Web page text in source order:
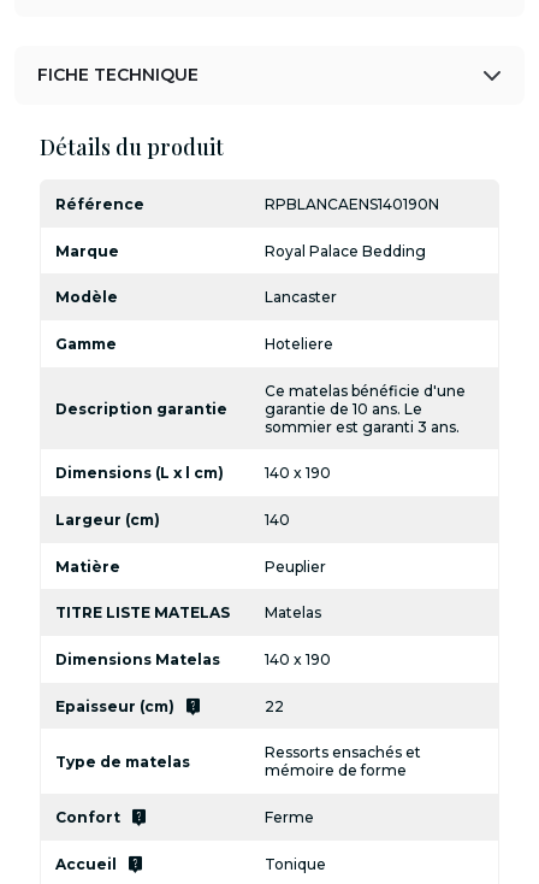
FICHE TECHNIQUE
Détails du produit
Référence RPBLANCAENS140190N
Marque Royal Palace Bedding
Modèle Lancaster
Gamme Hoteliere
Description garantie
Ce matelas bénéficie d'une
garantie de 10 ans. Le
sommier est garanti 3 ans.
Dimensions (L x l cm) 140 x 190
Largeur (cm) 140
Matière Peuplier
TITRE LISTE MATELAS Matelas
Dimensions Matelas 140 x 190
Epaisseur (cm) live_help 22
Type de matelas
Ressorts ensachés et
mémoire de forme
Confort live_help Ferme
Accueil live_help Tonique